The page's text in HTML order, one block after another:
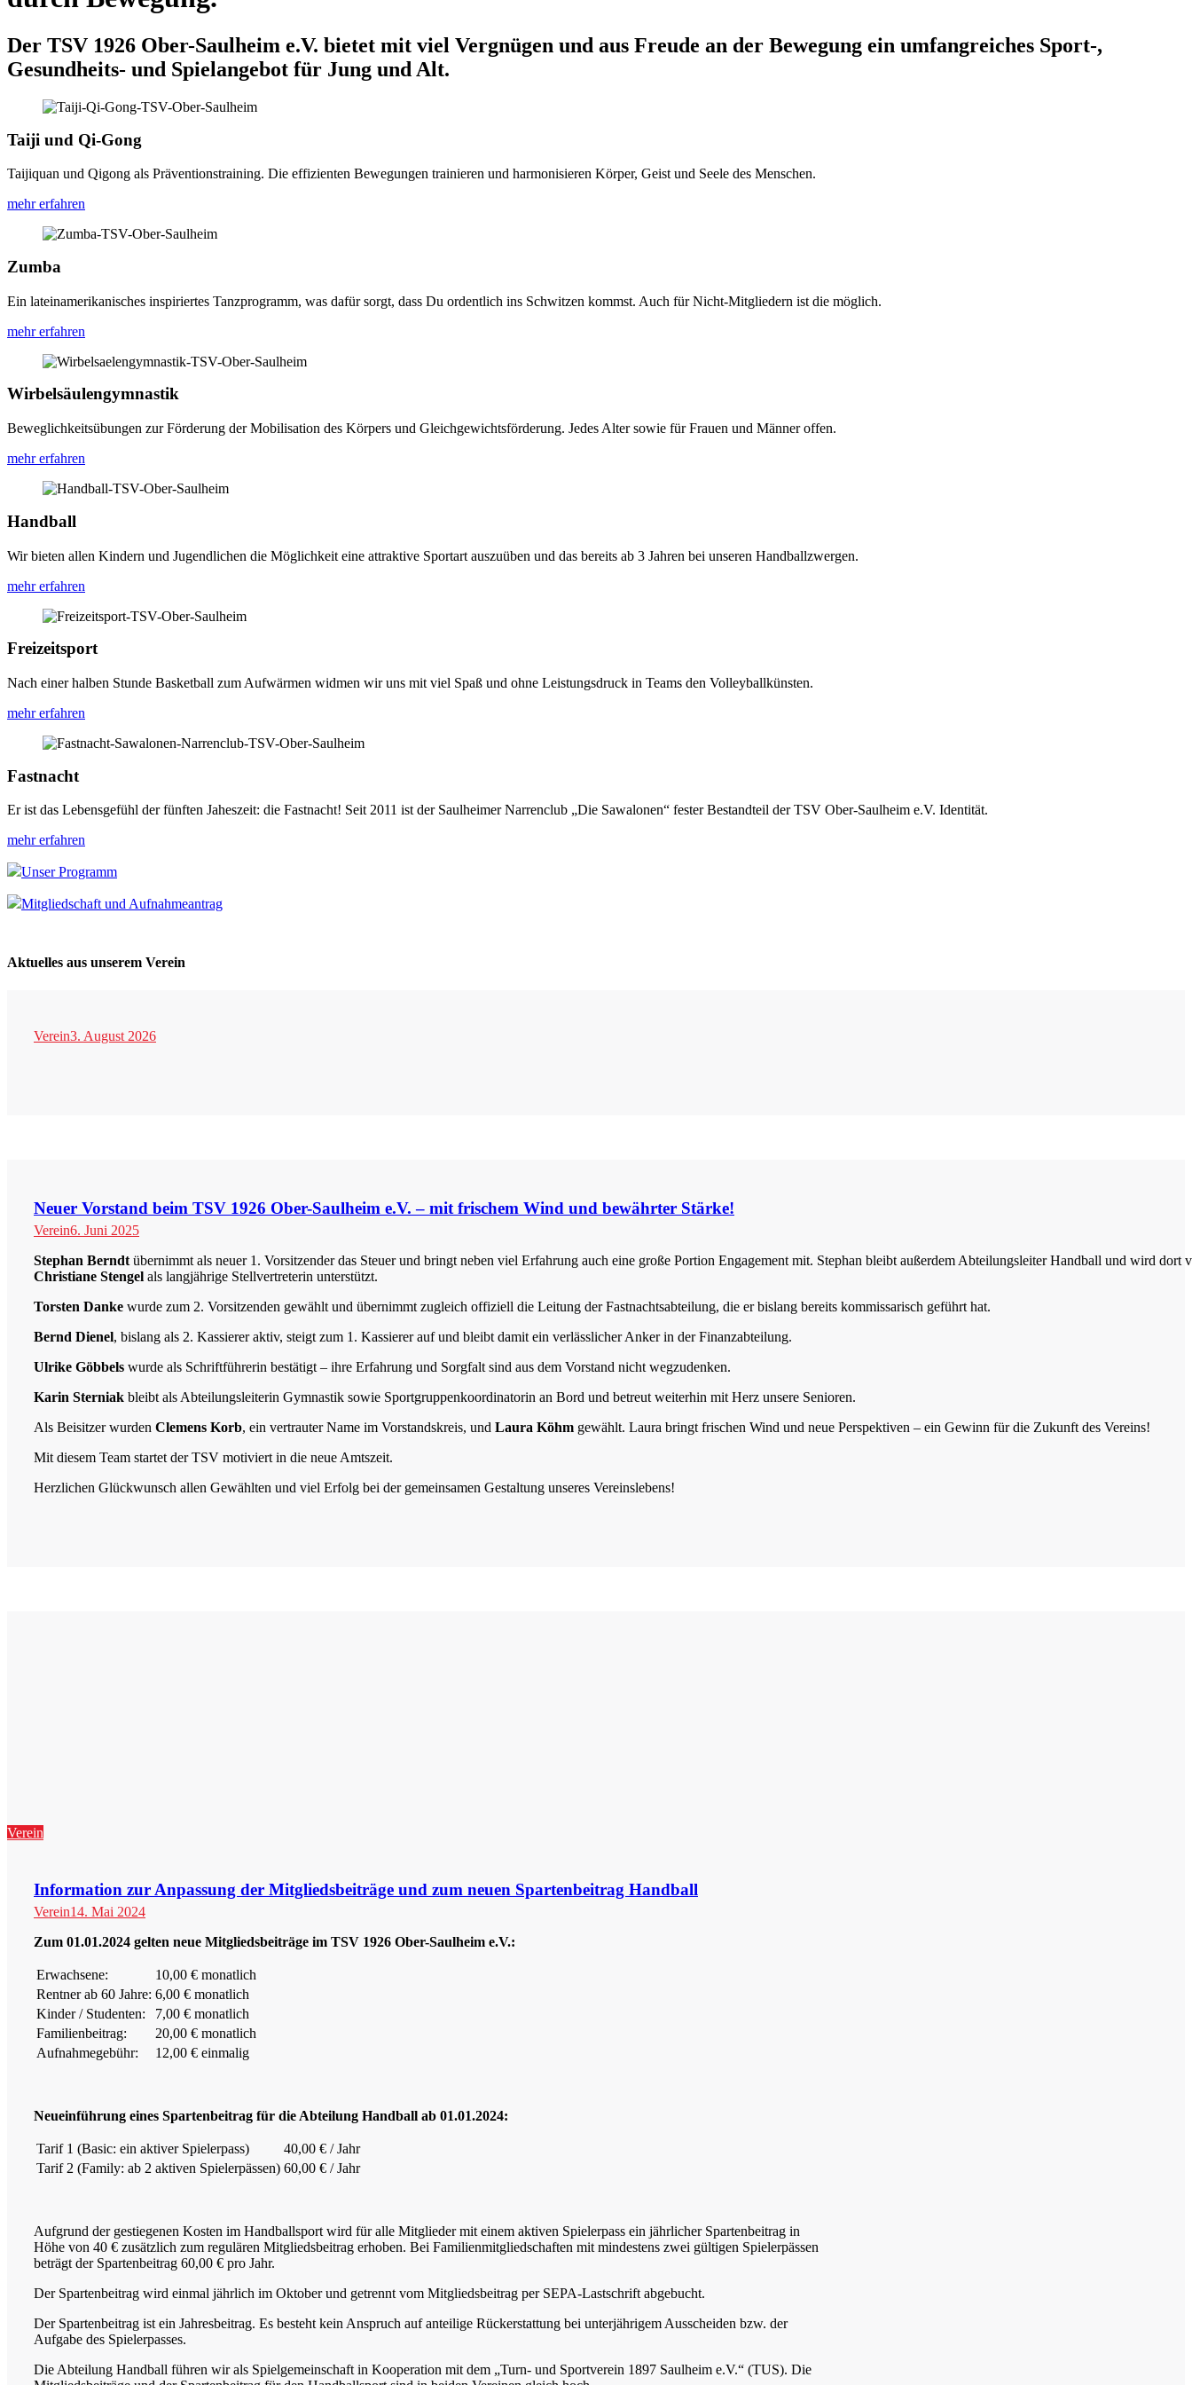
Der TSV 1926 Ober-Saulheim e.V. bietet mit viel Vergnügen und aus Freude an der Bewegung ein umfangreiches Sport-,
Gesundheits- und Spielangebot für Jung und Alt.
Taiji und Qi-Gong
Taijiquan und Qigong als Präventionstraining. Die effizienten Bewegungen trainieren und harmonisieren Körper, Geist und Seele des Menschen.
mehr erfahren
Zumba
Ein lateinamerikanisches inspiriertes Tanzprogramm, was dafür sorgt, dass Du ordentlich ins Schwitzen kommst. Auch für Nicht-Mitgliedern ist die möglich.
mehr erfahren
Wirbelsäulengymnastik
Beweglichkeitsübungen zur Förderung der Mobilisation des Körpers und Gleichgewichtsförderung. Jedes Alter sowie für Frauen und Männer offen.
mehr erfahren
Handball
Wir bieten allen Kindern und Jugendlichen die Möglichkeit eine attraktive Sportart auszuüben und das bereits ab 3 Jahren bei unseren Handballzwergen.
mehr erfahren
Freizeitsport
Nach einer halben Stunde Basketball zum Aufwärmen widmen wir uns mit viel Spaß und ohne Leistungsdruck in Teams den Volleyballkünsten.
mehr erfahren
Fastnacht
Er ist das Lebensgefühl der fünften Jaheszeit: die Fastnacht! Seit 2011 ist der Saulheimer Narrenclub „Die Sawalonen“ fester Bestandteil der TSV Ober-Saulheim e.V. Identität.
mehr erfahren
Unser Programm
Mitgliedschaft und Aufnahmeantrag
Aktuelles aus unserem Verein
Verein3. August 2026
Neuer Vorstand beim TSV 1926 Ober-Saulheim e.V. – mit frischem Wind und bewährter Stärke!
Verein6. Juni 2025
Stephan Berndt übernimmt als neuer 1. Vorsitzender das Steuer und bringt neben viel Erfahrung auch eine große Portion Engagement mit. Stephan bleibt außerdem Abteilungsleiter Handball und wird dort
Christiane Stengel als langjährige Stellvertreterin unterstützt.
Torsten Danke wurde zum 2. Vorsitzenden gewählt und übernimmt zugleich offiziell die Leitung der Fastnachtsabteilung, die er bislang bereits kommissarisch geführt hat.
Bernd Dienel, bislang als 2. Kassierer aktiv, steigt zum 1. Kassierer auf und bleibt damit ein verlässlicher Anker in der Finanzabteilung.
Ulrike Göbbels wurde als Schriftführerin bestätigt – ihre Erfahrung und Sorgfalt sind aus dem Vorstand nicht wegzudenken.
Karin Sterniak bleibt als Abteilungsleiterin Gymnastik sowie Sportgruppenkoordinatorin an Bord und betreut weiterhin mit Herz unsere Senioren.
Als Beisitzer wurden Clemens Korb, ein vertrauter Name im Vorstandskreis, und Laura Köhm gewählt. Laura bringt frischen Wind und neue Perspektiven – ein Gewinn für die Zukunft des Vereins!
Mit diesem Team startet der TSV motiviert in die neue Amtszeit.
Herzlichen Glückwunsch allen Gewählten und viel Erfolg bei der gemeinsamen Gestaltung unseres Vereinslebens!
Verein
Information zur Anpassung der Mitgliedsbeiträge und zum neuen Spartenbeitrag Handball
Verein14. Mai 2024
Zum 01.01.2024 gelten neue Mitgliedsbeiträge im TSV 1926 Ober-Saulheim e.V.:
Erwachsene:
10,00 € monatlich
Rentner ab 60 Jahre: 6,00 € monatlich
Kinder / Studenten:
7,00 € monatlich
Familienbeitrag:
20,00 € monatlich
Aufnahmegebühr:
12,00 € einmalig
Neueinführung eines Spartenbeitrag für die Abteilung Handball ab 01.01.2024:
Tarif 1 (Basic: ein aktiver Spielerpass)
40,00 € / Jahr
Tarif 2 (Family: ab 2 aktiven Spielerpässen) 60,00 € / Jahr
Aufgrund der gestiegenen Kosten im Handballsport wird für alle Mitglieder mit einem aktiven Spielerpass ein jährlicher Spartenbeitrag in
Höhe von 40 € zusätzlich zum regulären Mitgliedsbeitrag erhoben. Bei Familienmitgliedschaften mit mindestens zwei gültigen Spielerpässen
beträgt der Spartenbeitrag 60,00 € pro Jahr.
Der Spartenbeitrag wird einmal jährlich im Oktober und getrennt vom Mitgliedsbeitrag per SEPA-Lastschrift abgebucht.
Der Spartenbeitrag ist ein Jahresbeitrag. Es besteht kein Anspruch auf anteilige Rückerstattung bei unterjährigem Ausscheiden bzw. der
Aufgabe des Spielerpasses.
Die Abteilung Handball führen wir als Spielgemeinschaft in Kooperation mit dem „Turn- und Sportverein 1897 Saulheim e.V.“ (TUS). Die